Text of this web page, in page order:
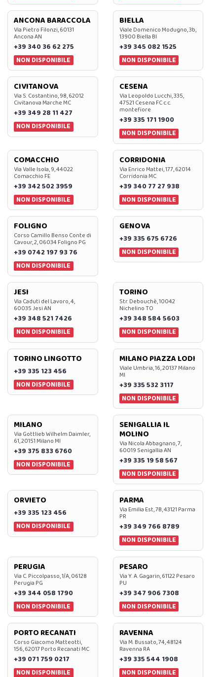
ANCONA BARACCOLA
Via Pietro Filonzi, 60131
Ancona AN
+39 340 36 62 275
NON DISPONIBILE
BIELLA
Viale Domenico Modugno, 3b,
13900 Biella BI
+39 345 082 1525
NON DISPONIBILE
CIVITANOVA
Via S. Costantino, 98, 62012
Civitanova Marche MC
+39 349 28 11 427
NON DISPONIBILE
CESENA
Via Leopoldo Lucchi, 335,
47521 Cesena FC c.c.
montefiore
+39 335 171 1900
NON DISPONIBILE
COMACCHIO
Via Valle Isola, 9, 44022
Comacchio FE
+39 342 502 3959
NON DISPONIBILE
CORRIDONIA
Via Enrico Mattei, 177, 62014
Corridonia MC
+39 340 77 27 938
NON DISPONIBILE
FOLIGNO
Corso Camillo Benso Conte di
Cavour, 2, 06034 Foligno PG
+39 0742 197 93 76
NON DISPONIBILE
GENOVA
+39 335 675 6726
NON DISPONIBILE
JESI
Via Caduti del Lavoro, 4,
60035 Jesi AN
+39 348 521 7426
NON DISPONIBILE
TORINO
Str. Debouchè, 10042
Nichelino TO
+39 348 584 5603
NON DISPONIBILE
TORINO LINGOTTO
+39 335 123 456
NON DISPONIBILE
MILANO PIAZZA LODI
Viale Umbria, 16, 20137 Milano
MI
+39 335 532 3117
NON DISPONIBILE
MILANO
Via Gottlieb Wilhelm Daimler,
61, 20151 Milano MI
+39 375 833 6760
NON DISPONIBILE
SENIGALLIA IL
MOLINO
Via Nicola Abbagnano, 7,
60019 Senigallia AN
+39 335 19 58 567
NON DISPONIBILE
ORVIETO
+39 335 123 456
NON DISPONIBILE
PARMA
Via Emilia Est, 7B, 43121 Parma
PR
+39 349 766 8789
NON DISPONIBILE
PERUGIA
Via C. Piccolpasso, 1/A, 06128
Perugia PG
+39 344 058 1790
NON DISPONIBILE
PESARO
Via Y. A. Gagarin, 61122 Pesaro
PU
+39 347 906 7308
NON DISPONIBILE
PORTO RECANATI
Corso Giacomo Matteotti,
156, 62017 Porto Recanati MC
+39 071 759 0217
NON DISPONIBILE
RAVENNA
Via M. Bussato, 74, 48124
Ravenna RA
+39 335 544 1908
NON DISPONIBILE